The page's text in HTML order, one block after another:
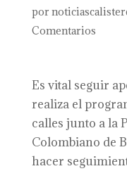
por
Comentarios
Es vital seguir
realiza el
calles junto a la
Colombiano de
hacer